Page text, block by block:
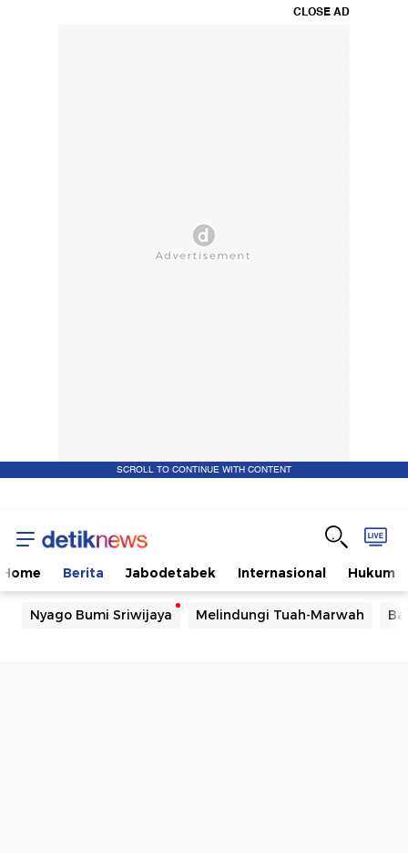
CLOSE AD
SCROLL TO CONTINUE WITH CONTENT
Home Berita Jabodetabek Internasional Hukum
Nyago Bumi Sriwijaya Melindungi Tuah-Marwah